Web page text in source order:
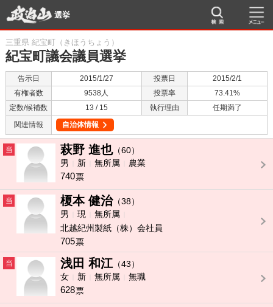
選挙
三重県 紀宝町（きほうちょう）
紀宝町議会議員選挙
告示日 2015/1/27 投票日
2015/2/1
有権者数
9538人 投票率
73.41%
定数/候補数
13 / 15 執行理由
任期満了
関連情報
自治体情報
当 萩野 進也（60）
男
新 無所属 農業
740票
当 榎本 健治（38）
男
現
無所属
北越紀州製紙（株）会社員
705票
当 浅田 和江 （43）
女
新 無所属 無職
628票